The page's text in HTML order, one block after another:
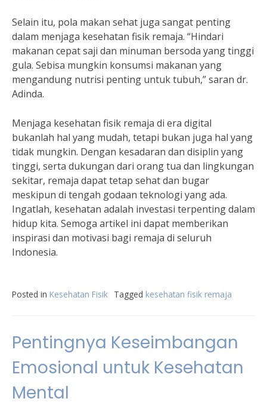
Selain itu, pola makan sehat juga sangat penting
dalam menjaga kesehatan fisik remaja. “Hindari
makanan cepat saji dan minuman bersoda yang tinggi
gula. Sebisa mungkin konsumsi makanan yang
mengandung nutrisi penting untuk tubuh,” saran dr.
Adinda.
Menjaga kesehatan fisik remaja di era digital
bukanlah hal yang mudah, tetapi bukan juga hal yang
tidak mungkin. Dengan kesadaran dan disiplin yang
tinggi, serta dukungan dari orang tua dan lingkungan
sekitar, remaja dapat tetap sehat dan bugar
meskipun di tengah godaan teknologi yang ada.
Ingatlah, kesehatan adalah investasi terpenting dalam
hidup kita. Semoga artikel ini dapat memberikan
inspirasi dan motivasi bagi remaja di seluruh
Indonesia.
Posted in Kesehatan Fisik Tagged kesehatan fisik remaja
Pentingnya Keseimbangan
Emosional untuk Kesehatan
Mental